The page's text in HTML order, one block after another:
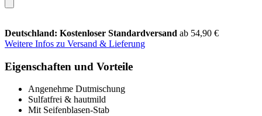
Deutschland: Kostenloser Standardversand ab 54,90 €
Weitere Infos zu Versand & Lieferung
Eigenschaften und Vorteile
Angenehme Dutmischung
Sulfatfrei & hautmild
Mit Seifenblasen-Stab